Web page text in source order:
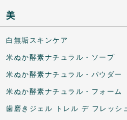
美
白無垢スキンケア
米ぬか酵素ナチュラル・ソープ
米ぬか酵素ナチュラル・パウダー
米ぬか酵素ナチュラル・フォーム
歯磨きジェル トレル デ フレッシ